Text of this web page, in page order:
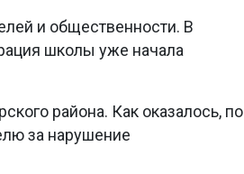
и общественности. В
школы уже начала
района. Как оказалось, по
за нарушение